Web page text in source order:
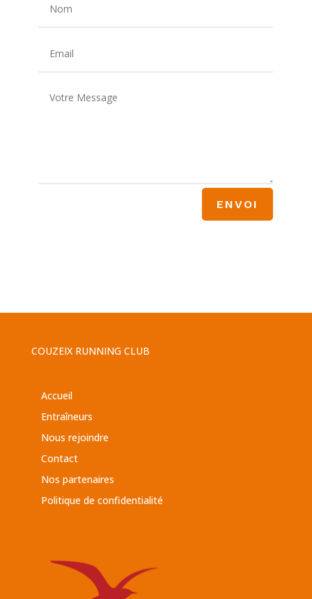
ENVOI
COUZEIX RUNNING CLUB
Accueil
Entraîneurs
Nous rejoindre
Contact
Nos partenaires
Politique de confidentialité